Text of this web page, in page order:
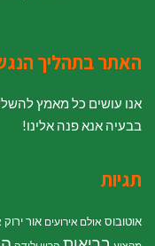
האתר בתהליך
אנו עושים כל מאמץ
בבעיה אנא פנה אלינו!
תגיות
אוטובוס אולם אירועים אור ירוק